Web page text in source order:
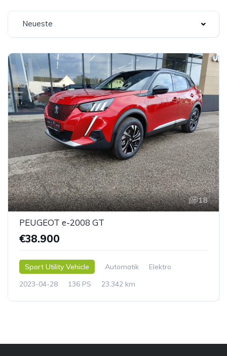
Neueste
18
PEUGEOT e-2008 GT
€38.900
Sport Utility Vehicle Automatik
Elektro
2023-04-28
136 PS 23.342 km